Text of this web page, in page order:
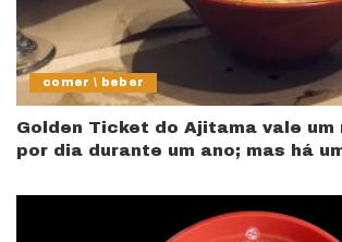
comer \ beber
Golden Ticket do Ajitama vale um
por dia durante um ano; mas há